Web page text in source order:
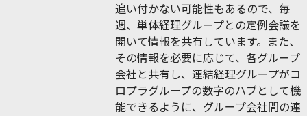
追い付かない可能性もあるので、毎
週、単体経理グループとの定例会議を
開いて情報を共有しています。また、
その情報を必要に応じて、各グループ
会社と共有し、連結経理グループがコ
ロプラグループの数字のハブとして機
能できるように、グループ会社間の連